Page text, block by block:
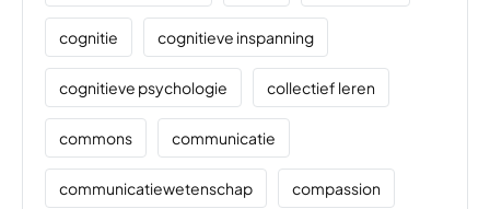
cognitie cognitieve inspanning
cognitieve psychologie collectief leren
commons communicatie
communicatiewetenschap compassion